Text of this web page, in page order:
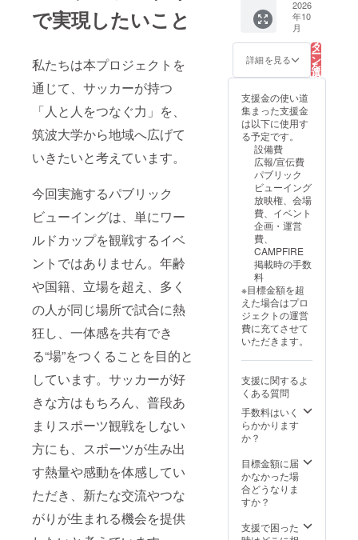
で実現したいこと
私たちは本プロジェクトを
通じて、サッカーが持つ
「人と人をつなぐ力」を、
筑波大学から地域へ広げて
いきたいと考えています。
今回実施するパブリック
ビューイングは、単にワー
ルドカップを観戦するイベ
ントではありません。年齢
や国籍、立場を超え、多く
の人が同じ場所で試合に熱
狂し、一体感を共有でき
る“場”をつくることを目的と
しています。サッカーが好
きな方はもちろん、普段あ
まりスポーツ観戦をしない
方にも、スポーツが生み出
す熱量や感動を体感してい
ただき、新たな交流やつな
がりが生まれる機会を提供
ページ
で企業
紹介・
企業ロ
ゴの掲
・お礼
メール
・PV終
了報告
メール
（PV終
了報告
書付
き）
【公式
インス
ムの投
稿】 ・
間：
2026年
10月1日
∼11月1
日 ・掲
法：企
業名・
ロゴの
・掲載
サイ
ド投稿
（1,080
×1,350p
事項：
チバッ
グ」
「サ
コッ
シュ」
をお届
けいた
しま
す。本
商品
は、今
回の
FIFA
ワール
ドカッ
プ パブ
リック
ビュー
イング
開催に
あた
り、筑
波大学
蹴球部
が特別
に製作
した限
定グッ
ズで
す。こ
こでし
か手に
入らな
い特別
して、
日常使
いはも
ポーツ
がとう
ござい
ます。
弊団体
の公式
インス
タグラ
ムと公
式ホー
ムペー
ジに
て、企
業様の
紹介を
させて
いただ
きま
す。皆
様から
のご支
援は大
切に使
わせて
いただ
きま
す。 ・
弊団体
の公式
インス
タグラ
ムの投
稿で企
業紹
介・企
（1か月
間） ・
弊団体
ページ
2026
年10
月
詳細を見る
リ
タ
ー
ン
を
選
択
支援金の使い道
集まった支援金
は以下に使用す
る予定です。
設備費
広報/宣伝費
パブリック
ビューイング
放映権、会場
費、イベント
企画・運営
費、
CAMPFIRE
掲載時の手数
料
※目標金額を超
えた場合はプロ
ジェクトの運営
費に充てさせて
いただきます。
支援に関するよ
くある質問
手数料はいく
らかかります
か？
目標金額に届
かなかった場
合どうなりま
すか？
支援で困った